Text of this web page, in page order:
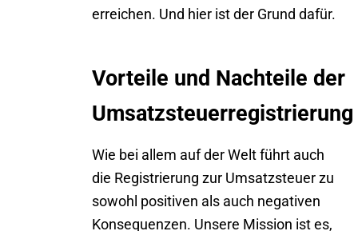
erreichen. Und hier ist der Grund dafür.
Vorteile und Nachteile der
Umsatzsteuerregistrierung
Wie bei allem auf der Welt führt auch
die Registrierung zur Umsatzsteuer zu
sowohl positiven als auch negativen
Konsequenzen. Unsere Mission ist es,